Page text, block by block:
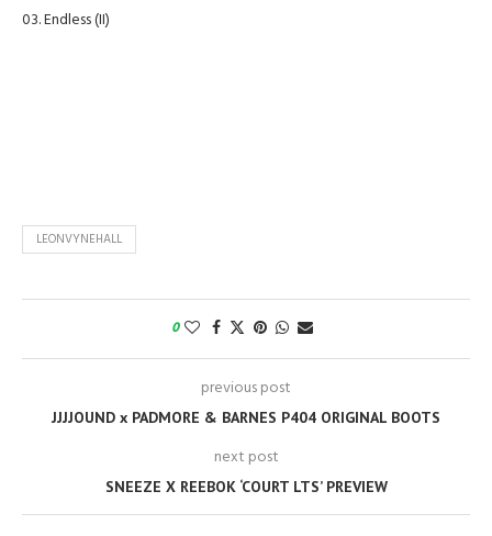
03. Endless (II)
LEONVYNEHALL
0
previous post
JJJJOUND x PADMORE & BARNES P404 ORIGINAL BOOTS
next post
SNEEZE X REEBOK ‘COURT LTS’ PREVIEW